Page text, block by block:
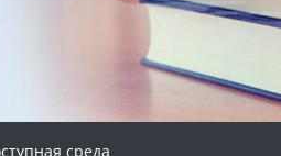
среда